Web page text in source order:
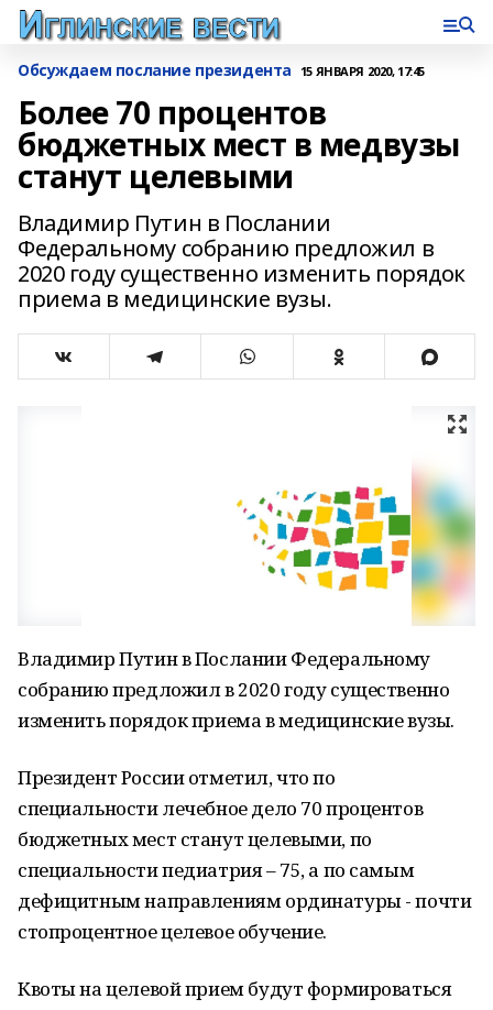
Обсуждаем послание президента 15 ЯНВАРЯ 2020, 17:45
Более 70 процентов
бюджетных мест в медвузы
станут целевыми
Владимир Путин в Послании
Федеральному собранию предложил в
2020 году существенно изменить порядок
приема в медицинские вузы.
Владимир Путин в Послании Федеральному
собранию предложил в 2020 году существенно
изменить порядок приема в медицинские вузы.
Президент России отметил, что по
специальности лечебное дело 70 процентов
бюджетных мест станут целевыми, по
специальности педиатрия – 75, а по самым
дефицитным направлениям ординатуры - почти
стопроцентное целевое обучение.
Квоты на целевой прием будут формироваться